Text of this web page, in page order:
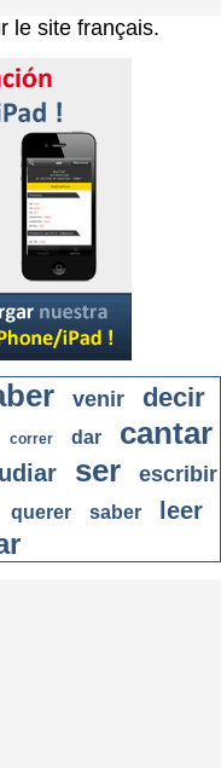
le site français.
venir
decir
correr dar cantar
ser escribir
querer saber leer